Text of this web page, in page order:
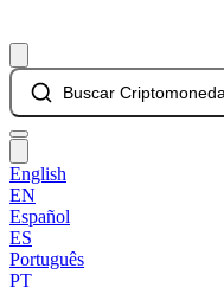
Buscar Criptomoneda
English
EN
Español
ES
Português
PT